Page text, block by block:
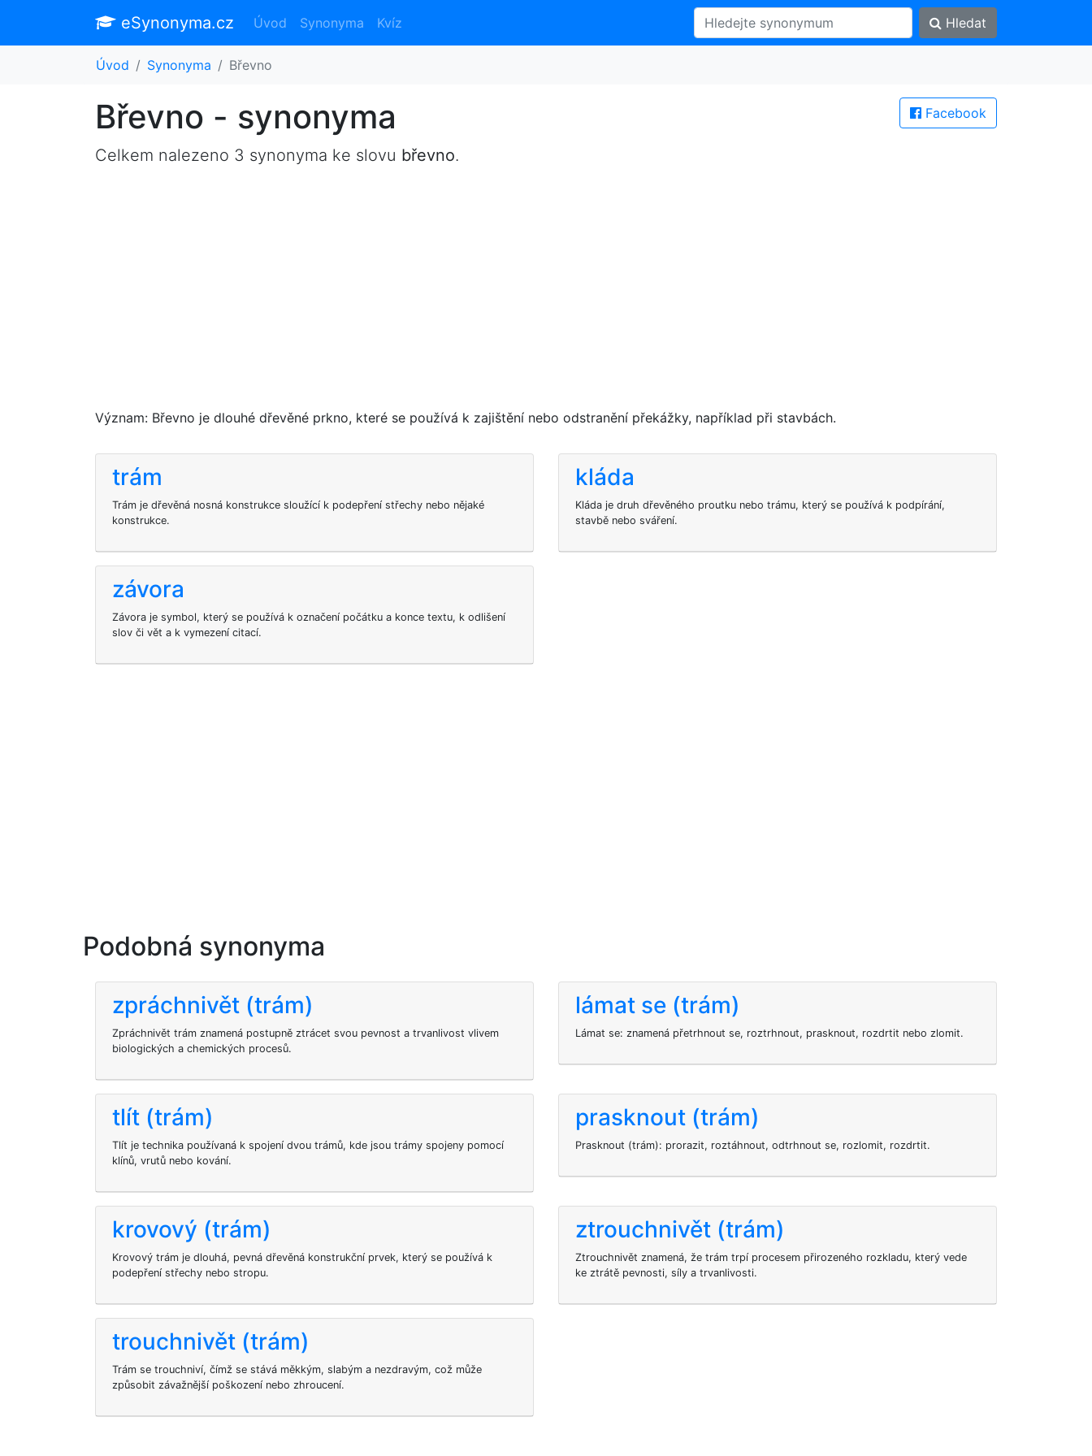
eSynonyma.cz Úvod Synonyma Kvíz Hledat
Úvod Synonyma Břevno
Facebook
Břevno - synonyma
Celkem nalezeno 3 synonyma ke slovu břevno.
Význam: Břevno je dlouhé dřevěné prkno, které se používá k zajištění nebo odstranění překážky, například při stavbách.
trám
Trám je dřevěná nosná konstrukce sloužící k podepření střechy nebo nějaké
konstrukce.
kláda
Kláda je druh dřevěného proutku nebo trámu, který se používá k podpírání,
stavbě nebo sváření.
závora
Závora je symbol, který se používá k označení počátku a konce textu, k odlišení
slov či vět a k vymezení citací.
Podobná synonyma
zpráchnivět (trám)
Zpráchnivět trám znamená postupně ztrácet svou pevnost a trvanlivost vlivem
biologických a chemických procesů.
lámat se (trám)
Lámat se: znamená přetrhnout se, roztrhnout, prasknout, rozdrtit nebo zlomit.
tlít (trám)
Tlít je technika používaná k spojení dvou trámů, kde jsou trámy spojeny pomocí
klínů, vrutů nebo kování.
prasknout (trám)
Prasknout (trám): prorazit, roztáhnout, odtrhnout se, rozlomit, rozdrtit.
krovový (trám)
Krovový trám je dlouhá, pevná dřevěná konstrukční prvek, který se používá k
podepření střechy nebo stropu.
ztrouchnivět (trám)
Ztrouchnivět znamená, že trám trpí procesem přirozeného rozkladu, který vede
ke ztrátě pevnosti, síly a trvanlivosti.
trouchnivět (trám)
Trám se trouchniví, čímž se stává měkkým, slabým a nezdravým, což může
způsobit závažnější poškození nebo zhroucení.